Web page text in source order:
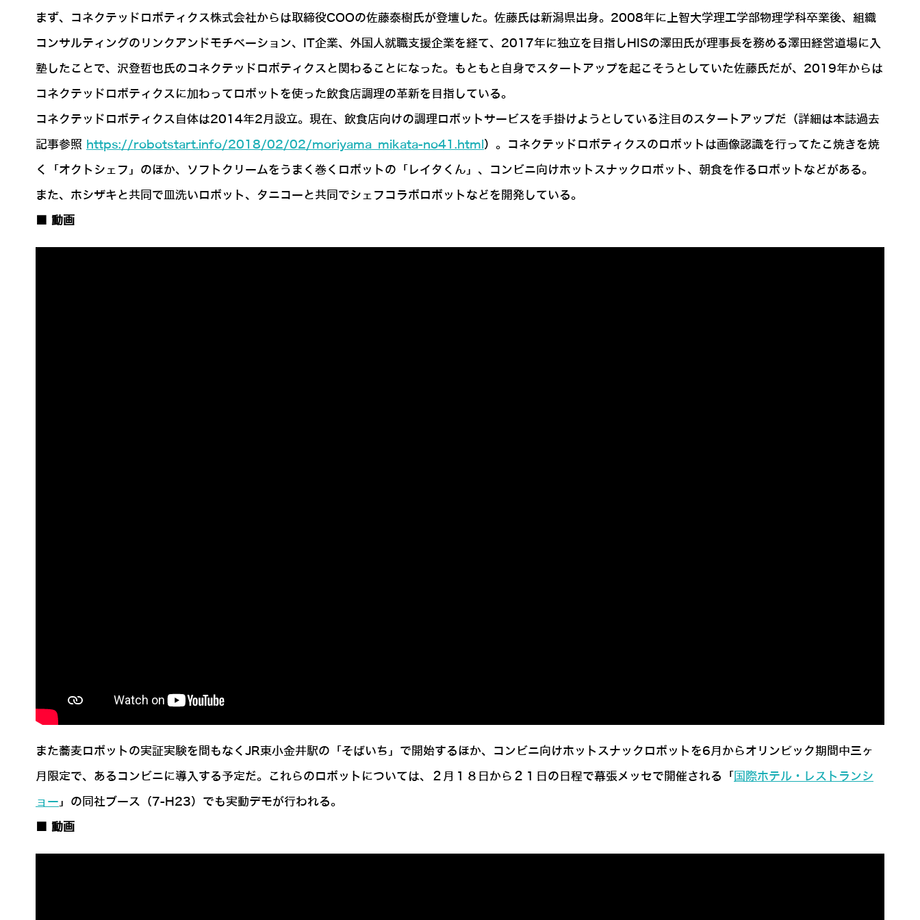
まず、コネクテッドロボティクス株式会社からは取締役COOの佐藤泰樹氏が登壇した。佐藤氏は新潟県出身。2008年に上智大学理工学部物理学科卒業後、組織
コンサルティングのリンクアンドモチベーション、IT企業、外国人就職支援企業を経て、2017年に独立を目指しHISの澤田氏が理事長を務める澤田経営道場に入
塾したことで、沢登哲也氏のコネクテッドロボティクスと関わることになった。もともと自身でスタートアップを起こそうとしていた佐藤氏だが、2019年からは
コネクテッドロボティクスに加わってロボットを使った飲食店調理の革新を目指している。
コネクテッドロボティクス自体は2014年2月設立。現在、飲食店向けの調理ロボットサービスを手掛けようとしている注目のスタートアップだ（詳細は本誌過去
記事参照 https://robotstart.info/2018/02/02/moriyama_mikata-no41.html ）。コネクテッドロボティクスのロボットは画像認識を行ってたこ焼きを焼
く「オクトシェフ」のほか、ソフトクリームをうまく巻くロボットの「レイタくん」、コンビニ向けホットスナックロボット、朝食を作るロボットなどがある。
また、ホシザキと共同で皿洗いロボット、タニコーと共同でシェフコラボロボットなどを開発している。
■ 動画
また蕎麦ロボットの実証実験を間もなくJR東小金井駅の「そばいち」で開始するほか、コンビニ向けホットスナックロボットを6月からオリンピック期間中三ヶ
月限定で、あるコンビニに導入する予定だ。これらのロボットについては、２月１８日から２１日の日程で幕張メッセで開催される「 国際ホテル・レストランシ
ョー 」の同社ブース（7-H23）でも実動デモが行われる。
■ 動画